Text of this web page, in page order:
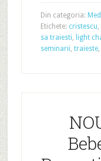
Din categoria:
Etichete: cristescu,
sa traiesti, light
seminarii, traieste,